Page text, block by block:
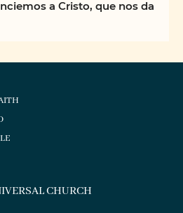
a Cristo, que nos da
CHURCH